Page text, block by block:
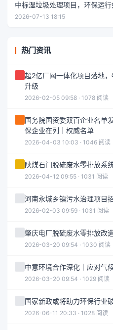
中标湿垃圾处理项目，环保运行
2026-07-13 18:15
热门资讯
超2亿厂网一体化项目落地
升级
2026-02-05 09:58 · 1078 阅读
国务院国资委双百企业名单
保企业在列｜权威名单
2026-04-03 10:03 · 1046 阅读
陕煤石门脱硫废水零排放系
2026-04-12 09:55 · 1031 阅读
河南永城乡镇污水治理项目
2026-02-03 09:59 · 1031 阅读
肇庆电厂脱硫废水零排放改
2026-03-20 09:54 · 1030 阅读
中意环境合作深化｜应对气
2026-03-20 09:54 · 1029 阅读
国家新政或将助力环保行业
2026-06-11 20:33 · 1028 阅读